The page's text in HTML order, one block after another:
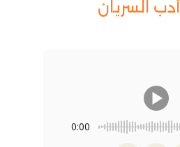
السريان
0:00